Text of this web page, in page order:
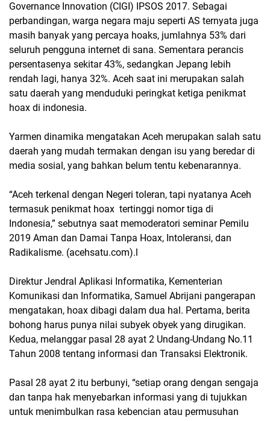
Governance Innovation (CIGI) IPSOS 2017. Sebagai
perbandingan, warga negara maju seperti AS ternyata juga
masih banyak yang percaya hoaks, jumlahnya 53% dari
seluruh pengguna internet di sana. Sementara perancis
persentasenya sekitar 43%, sedangkan Jepang lebih
rendah lagi, hanya 32%. Aceh saat ini merupakan salah
satu daerah yang menduduki peringkat ketiga penikmat
hoax di indonesia.
Yarmen dinamika mengatakan Aceh merupakan salah satu
daerah yang mudah termakan dengan isu yang beredar di
media sosial, yang bahkan belum tentu kebenarannya.
“Aceh terkenal dengan Negeri toleran, tapi nyatanya Aceh
termasuk penikmat hoax tertinggi nomor tiga di
Indonesia,” sebutnya saat memoderatori seminar Pemilu
2019 Aman dan Damai Tanpa Hoax, Intoleransi, dan
Radikalisme. (acehsatu.com).l
Direktur Jendral Aplikasi Informatika, Kementerian
Komunikasi dan Informatika, Samuel Abrijani pangerapan
mengatakan, hoax dibagi dalam dua hal. Pertama, berita
bohong harus punya nilai subyek obyek yang dirugikan.
Kedua, melanggar pasal 28 ayat 2 Undang-Undang No.11
Tahun 2008 tentang informasi dan Transaksi Elektronik.
Pasal 28 ayat 2 itu berbunyi, “setiap orang dengan sengaja
dan tanpa hak menyebarkan informasi yang di tujukkan
untuk menimbulkan rasa kebencian atau permusuhan